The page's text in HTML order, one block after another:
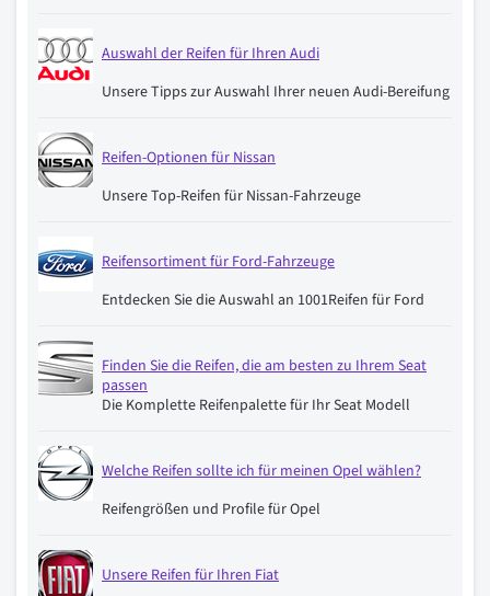
Auswahl der Reifen für Ihren Audi
Unsere Tipps zur Auswahl Ihrer neuen Audi-Bereifung
Reifen-Optionen für Nissan
Unsere Top-Reifen für Nissan-Fahrzeuge
Reifensortiment für Ford-Fahrzeuge
Entdecken Sie die Auswahl an 1001Reifen für Ford
Finden Sie die Reifen, die am besten zu Ihrem Seat
passen
Die Komplette Reifenpalette für Ihr Seat Modell
Welche Reifen sollte ich für meinen Opel wählen?
Reifengrößen und Profile für Opel
Unsere Reifen für Ihren Fiat